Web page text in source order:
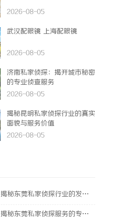
2026-08-05
武汉配眼镜 上海配眼镜
2026-08-05
济南私家侦探：揭开城市秘密
的专业侦查服务
2026-08-05
揭秘昆明私家侦探行业的真实
面貌与服务价值
2026-08-05
揭秘东莞私家侦探行业的发展与服务价值
揭秘东莞私家侦探服务的专业性与应用领域详解